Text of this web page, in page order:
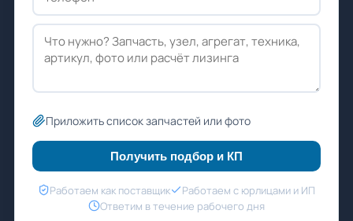
Приложить список запчастей или фото
Получить подбор и КП
Работаем как поставщик
Работаем с юрлицами и ИП
Ответим в течение рабочего дня